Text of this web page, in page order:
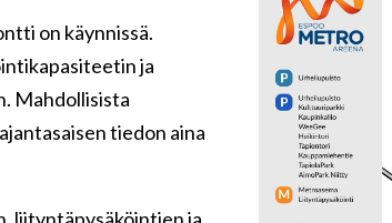
on käynnissä.
ja
Mahdollisista
tiedon aina